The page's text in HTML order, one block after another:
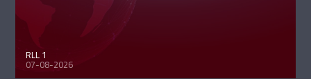
RLL 1
07-08-2026